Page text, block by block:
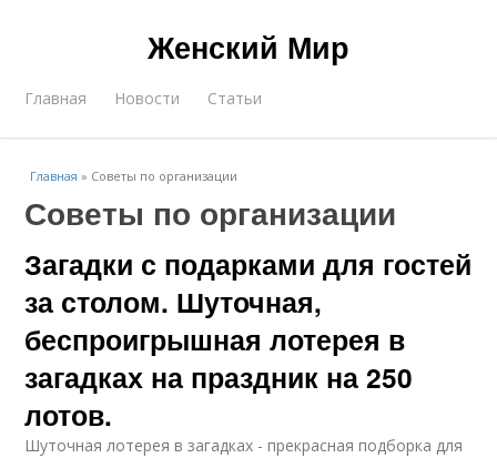
Женский Мир
Главная Новости Статьи
Главная » Советы по организации
Советы по организации
Загадки с подарками для гостей
за столом. Шуточная,
беспроигрышная лотерея в
загадках на праздник на 250
лотов.
Шуточная лотерея в загадках - прекрасная подборка для